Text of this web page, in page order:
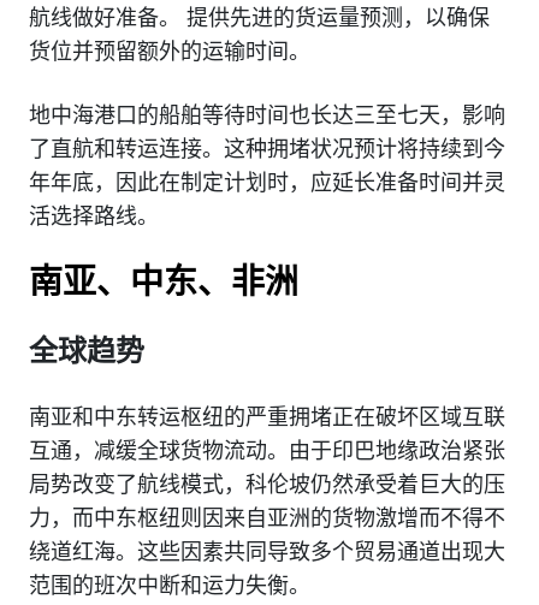
航线做好准备。 提供先进的货运量预测，以确保
货位并预留额外的运输时间。
地中海港口的船舶等待时间也长达三至七天，影响
了直航和转运连接。这种拥堵状况预计将持续到今
年年底，因此在制定计划时，应延长准备时间并灵
活选择路线。
南亚、中东、非洲
全球趋势
南亚和中东转运枢纽的严重拥堵正在破坏区域互联
互通，减缓全球货物流动。由于印巴地缘政治紧张
局势改变了航线模式，科伦坡仍然承受着巨大的压
力，而中东枢纽则因来自亚洲的货物激增而不得不
绕道红海。这些因素共同导致多个贸易通道出现大
范围的班次中断和运力失衡。